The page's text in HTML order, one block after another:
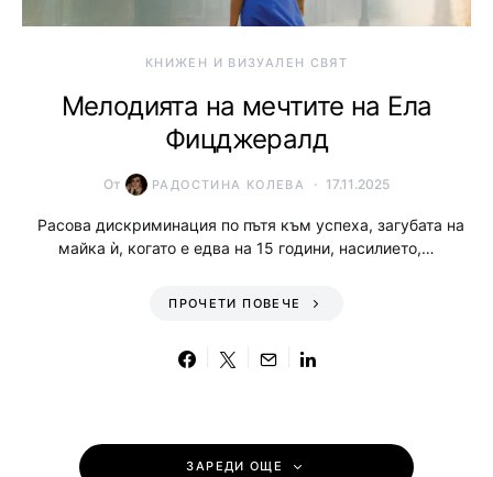
КНИЖЕН И ВИЗУАЛЕН СВЯТ
Мелодията на мечтите на Ела
Фицджералд
От РАДОСТИНА КОЛЕВА 17.11.2025
Расова дискриминация по пътя към успеха, загубата на
майка ѝ, когато е едва на 15 години, насилието,…
ПРОЧЕТИ ПОВЕЧЕ
ЗАРЕДИ ОЩЕ